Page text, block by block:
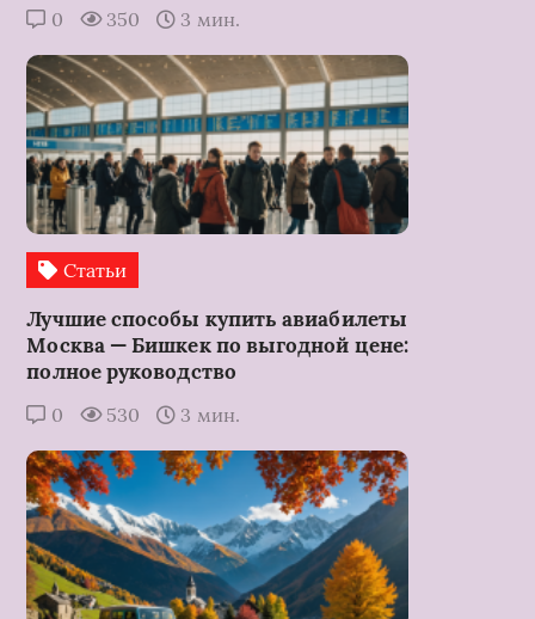
0 350 3 мин.
Статьи
Лучшие способы купить авиабилеты
Москва — Бишкек по выгодной цене:
полное руководство
0 530 3 мин.